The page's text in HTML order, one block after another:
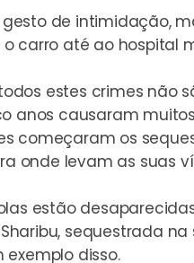
de intimidação,
carro até ao hospital
estes crimes não
anos causaram
começaram os
onde levam as suas
estão
sequestrada
exemplo disso.